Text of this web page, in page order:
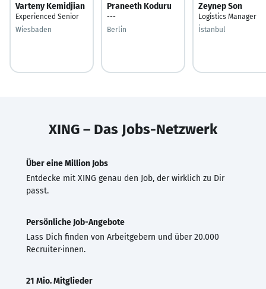
Varteny Kemidjian
Experienced Senior
Wiesbaden
Praneeth Koduru
---
Berlin
Zeynep Son
Logistics Manager
İstanbul
XING – Das Jobs-Netzwerk
Über eine Million Jobs
Entdecke mit XING genau den Job, der wirklich zu Dir
passt.
Persönliche Job-Angebote
Lass Dich finden von Arbeitgebern und über 20.000
Recruiter·innen.
21 Mio. Mitglieder